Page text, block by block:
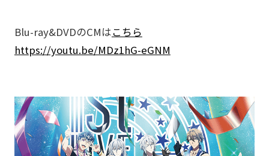
Blu-ray&DVDのCMはこちら
https://youtu.be/MDz1hG-eGNM